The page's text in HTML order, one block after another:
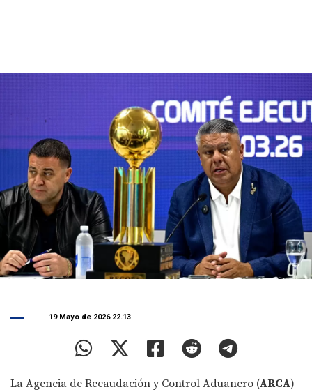
19 Mayo de 2026 22.13
La Agencia de Recaudación y Control Aduanero (ARCA)